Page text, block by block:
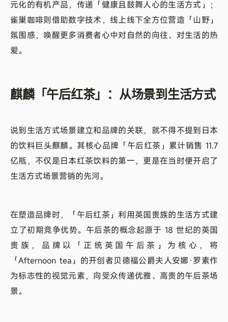
元化的有机产品，传递「健康且鼓舞人心的生活方式」；
雀巢咖啡则借助数字技术，线上线下全方位营造「山野」
氛围感，唤醒更多消费者心中对自然的向往、对生活的热
爱。
麒麟「午后红茶」：从场景到生活方式
说到生活方式场景建立和品牌的关联，就不得不提到日本
的饮料巨头麒麟。其核心品牌「午后红茶」累计销售 11.7
亿瓶，不仅是日本红茶饮料的第一，更是在当时便开启了
生活方式场景营销的先河。
在塑造品牌时，「午后红茶」利用英国贵族的生活方式建
立了初期竞争优势。午后茶的概念起源于 18 世纪的英国
贵族，品牌以「正统英国午后茶」为核心，将
「Afternoon tea」的开创者贝德福公爵夫人安娜·罗素作
为标志性的视觉元素，向受众传递优雅、高贵的午后茶场
景。